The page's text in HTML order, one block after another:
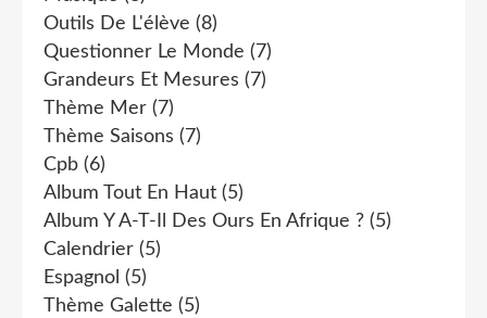
Outils De L'élève (8)
Questionner Le Monde (7)
Grandeurs Et Mesures (7)
Thème Mer (7)
Thème Saisons (7)
Cpb (6)
Album Tout En Haut (5)
Album Y A-T-Il Des Ours En Afrique ? (5)
Calendrier (5)
Espagnol (5)
Thème Galette (5)